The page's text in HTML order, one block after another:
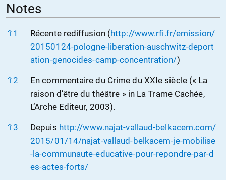
Notes
Notes
⇧ 1 Récente rediffusion (http://www.rfi.fr/emission/
20150124-pologne-liberation-auschwitz-deport
ation-genocides-camp-concentration/)
⇧2
En commentaire du Crime du XXIe siècle (« La
raison d’être du théâtre » in La Trame Cachée,
L’Arche Editeur, 2003).
⇧ 3 Depuis http://www.najat-vallaud-belkacem.com/
2015/01/14/najat-vallaud-belkacem-je-mobilise
-la-communaute-educative-pour-repondre-par-d
es-actes-forts/